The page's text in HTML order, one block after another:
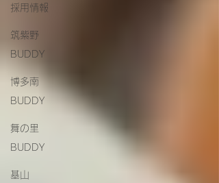
採用情報
筑紫野
BUDDY
博多南
BUDDY
舞の里
BUDDY
基山